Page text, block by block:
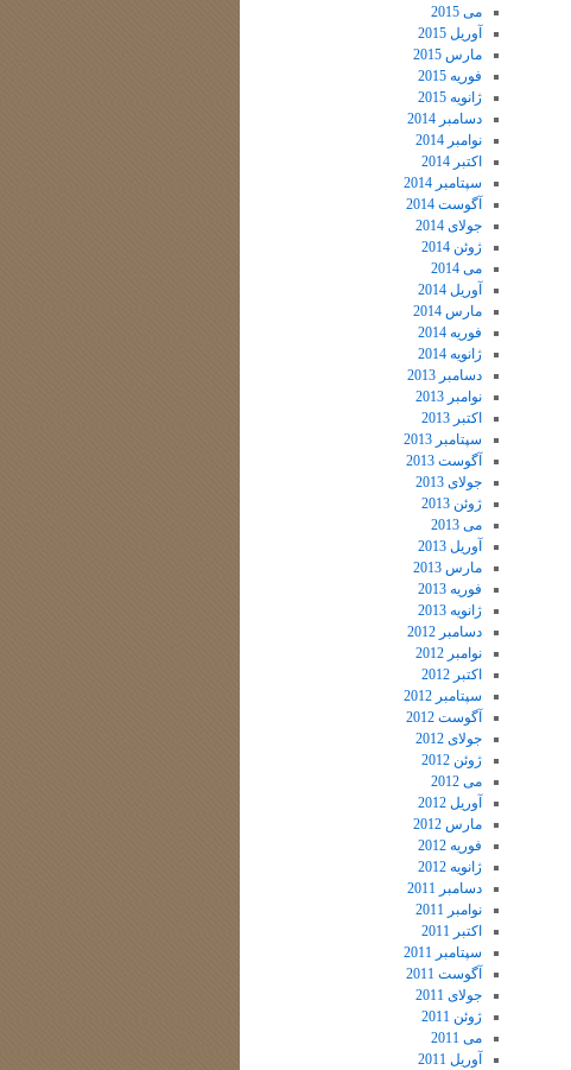
می 2015
آوریل 2015
مارس 2015
فوریه 2015
ژانویه 2015
دسامبر 2014
نوامبر 2014
اکتبر 2014
سپتامبر 2014
آگوست 2014
جولای 2014
ژوئن 2014
می 2014
آوریل 2014
مارس 2014
فوریه 2014
ژانویه 2014
دسامبر 2013
نوامبر 2013
اکتبر 2013
سپتامبر 2013
آگوست 2013
جولای 2013
ژوئن 2013
می 2013
آوریل 2013
مارس 2013
فوریه 2013
ژانویه 2013
دسامبر 2012
نوامبر 2012
اکتبر 2012
سپتامبر 2012
آگوست 2012
جولای 2012
ژوئن 2012
می 2012
آوریل 2012
مارس 2012
فوریه 2012
ژانویه 2012
دسامبر 2011
نوامبر 2011
اکتبر 2011
سپتامبر 2011
آگوست 2011
جولای 2011
ژوئن 2011
می 2011
آوریل 2011